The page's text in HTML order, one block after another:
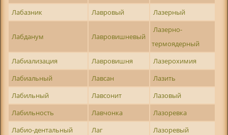
Лабазник
Лавровый Лазерный
Лабданум Лавровишневый
Лазерно-
термоядерный
Лабиализация
Лавровишня
Лазерохимия
Лабиальный
Лавсан
Лазить
Лабильный
Лавсонит
Лазовый
Лабильность
Лавчонка
Лазоревка
Лабио-дентальный
Лаг
Лазоревый